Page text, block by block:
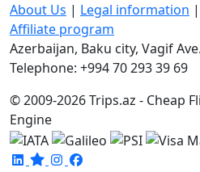
About Us | Legal information |
Affiliate program
Azerbaijan, Baku city, Vagif
Telephone: +994 70 293 39 69
© 2009-2026 Trips.az - Cheap
Engine